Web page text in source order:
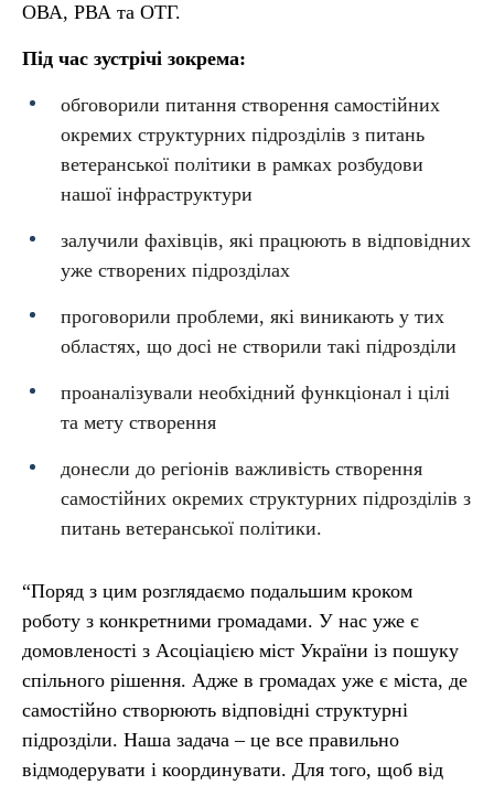
ОВА, РВА та ОТГ.
Під час зустрічі зокрема:
обговорили питання створення самостійних
окремих структурних підрозділів з питань
ветеранської політики в рамках розбудови
нашої інфраструктури
залучили фахівців, які працюють в відповідних
уже створених підрозділах
проговорили проблеми, які виникають у тих
областях, що досі не створили такі підрозділи
проаналізували необхідний функціонал і цілі
та мету створення
донесли до регіонів важливість створення
самостійних окремих структурних підрозділів з
питань ветеранської політики.
“Поряд з цим розглядаємо подальшим кроком
роботу з конкретними громадами. У нас уже є
домовленості з Асоціацією міст України із пошуку
спільного рішення. Адже в громадах уже є міста, де
самостійно створюють відповідні структурні
підрозділи. Наша задача – це все правильно
відмодерувати і координувати. Для того, щоб від